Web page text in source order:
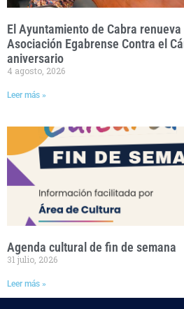
El Ayuntamiento de Cabra
Asociación Egabrense Contra el
aniversario
4 agosto, 2026
Leer más »
Agenda cultural de fin de semana
31 julio, 2026
Leer más »